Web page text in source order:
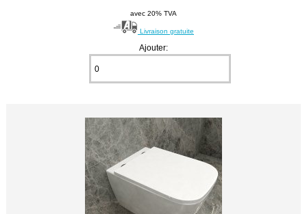
avec 20% TVA
Livraison gratuite
Ajouter: